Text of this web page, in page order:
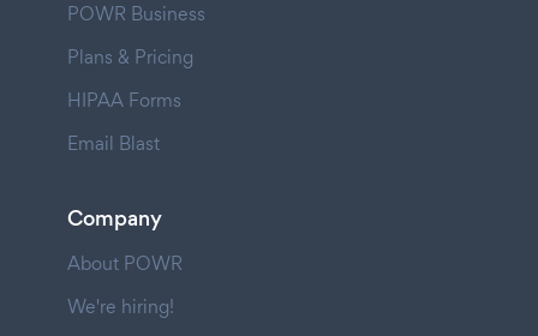
POWR Business
Plans & Pricing
HIPAA Forms
Email Blast
Company
About POWR
We're hiring!